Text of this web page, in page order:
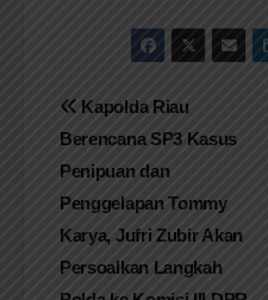
Navigasi
pos
Kapolda Riau
Berencana SP3 Kasus
Penipuan dan
Penggelapan Tommy
Karya, Jufri Zubir Akan
Persoalkan Langkah